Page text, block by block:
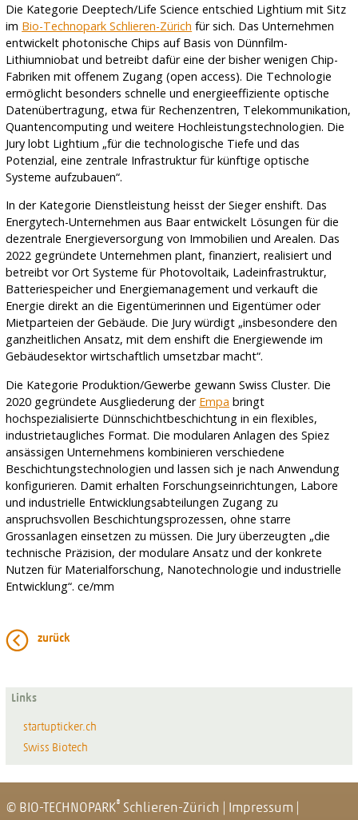
Die Kategorie Deeptech/Life Science entschied Lightium mit Sitz
im Bio-Technopark Schlieren-Zürich für sich. Das Unternehmen
entwickelt photonische Chips auf Basis von Dünnfilm-
Lithiumniobat und betreibt dafür eine der bisher wenigen Chip-
Fabriken mit offenem Zugang (open access). Die Technologie
ermöglicht besonders schnelle und energieeffiziente optische
Datenübertragung, etwa für Rechenzentren, Telekommunikation,
Quantencomputing und weitere Hochleistungstechnologien. Die
Jury lobt Lightium „für die technologische Tiefe und das
Potenzial, eine zentrale Infrastruktur für künftige optische
Systeme aufzubauen“.
In der Kategorie Dienstleistung heisst der Sieger enshift. Das
Energytech-Unternehmen aus Baar entwickelt Lösungen für die
dezentrale Energieversorgung von Immobilien und Arealen. Das
2022 gegründete Unternehmen plant, finanziert, realisiert und
betreibt vor Ort Systeme für Photovoltaik, Ladeinfrastruktur,
Batteriespeicher und Energiemanagement und verkauft die
Energie direkt an die Eigentümerinnen und Eigentümer oder
Mietparteien der Gebäude. Die Jury würdigt „insbesondere den
ganzheitlichen Ansatz, mit dem enshift die Energiewende im
Gebäudesektor wirtschaftlich umsetzbar macht“.
Die Kategorie Produktion/Gewerbe gewann Swiss Cluster. Die
2020 gegründete Ausgliederung der Empa bringt
hochspezialisierte Dünnschichtbeschichtung in ein flexibles,
industrietaugliches Format. Die modularen Anlagen des Spiez
ansässigen Unternehmens kombinieren verschiedene
Beschichtungstechnologien und lassen sich je nach Anwendung
konfigurieren. Damit erhalten Forschungseinrichtungen, Labore
und industrielle Entwicklungsabteilungen Zugang zu
anspruchsvollen Beschichtungsprozessen, ohne starre
Grossanlagen einsetzen zu müssen. Die Jury überzeugten „die
technische Präzision, der modulare Ansatz und der konkrete
Nutzen für Materialforschung, Nanotechnologie und industrielle
Entwicklung“. ce/mm
zurück
Links
startupticker.ch
Swiss Biotech
© BIO-TECHNOPARK® Schlieren-Zürich Impressum